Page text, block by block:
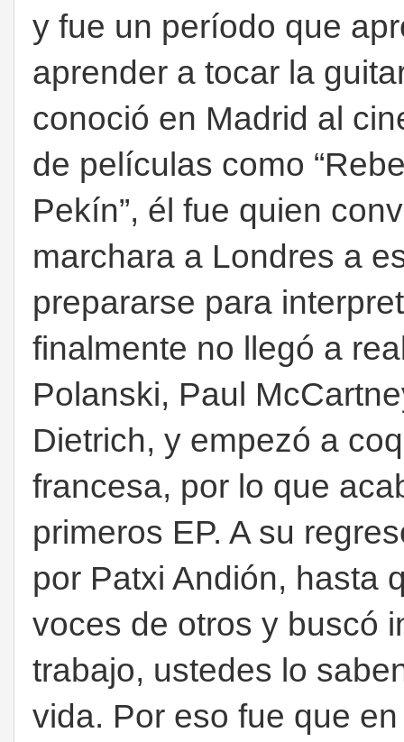
y fue un período que
aprender a tocar la
conoció en Madrid al
de películas como
Pekín”, él fue quien
marchara a Londres a
prepararse para
finalmente no llegó a
Polanski, Paul
Dietrich, y empezó a
francesa, por lo que
primeros EP. A su
por Patxi Andión, hasta
voces de otros y buscó
trabajo, ustedes lo
vida. Por eso fue que